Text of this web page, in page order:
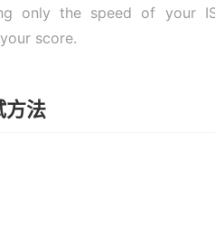
only the speed of your
score.
法